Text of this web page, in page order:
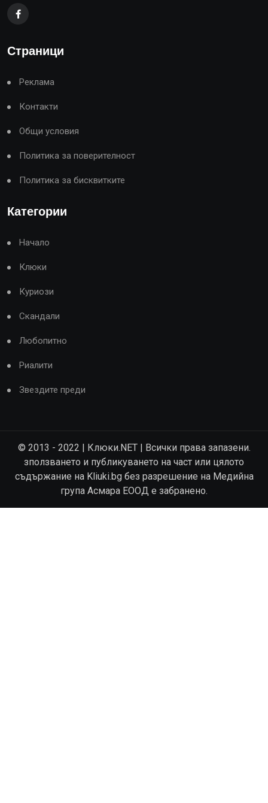
Страници
Реклама
Контакти
Общи условия
Политика за поверителност
Политика за бисквитките
Категории
Начало
Клюки
Куриози
Скандали
Любопитно
Риалити
Звездите преди
© 2013 - 2022 | Клюки.NET | Всички права запазени.
зползването и публикуването на част или цялото
съдържание на Kliuki.bg без разрешение на Медийна
група Асмара ЕООД е забранено.